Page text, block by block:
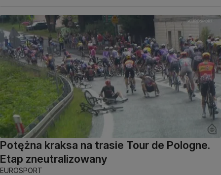
Potężna kraksa na trasie Tour de Pologne.
Etap zneutralizowany
EUROSPORT